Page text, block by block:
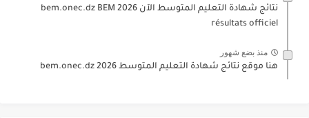
نتائج شهادة التعليم المتوسط الآن 2026 bem.onec.dz BEM
résultats officiel
منذ بضع شهور
هنا موقع نتائج شهادة التعليم المتوسط 2026 bem.onec.dz